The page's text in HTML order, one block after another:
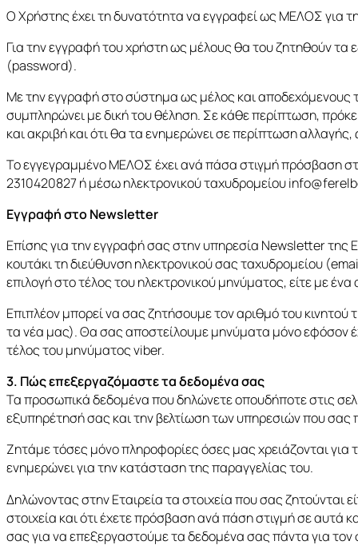
Ο Χρήστης έχει τη δυνατότητα να εγγραφεί ως ΜΕΛΟΣ για
Για την εγγραφή του χρήστη ως μέλους θα του ζητηθούν
(password).
Με την εγγραφή στο σύστημα ως μέλος και αποδεχόμενους
συμπληρώνει με δική του θέληση. Σε κάθε περίπτωση,
και ακριβή και ότι θα τα ενημερώνει σε περίπτωση
Το εγγεγραμμένο ΜΕΛΟΣ έχει ανά πάσα στιγμή πρόσβαση
2310420827 ή μέσω ηλεκτρονικού ταχυδρομείου
Εγγραφή στο Newsletter
Επίσης για την εγγραφή σας στην υπηρεσία Newsletter
κουτάκι τη διεύθυνση ηλεκτρονικού σας ταχυδρομείου
επιλογή στο τέλος του ηλεκτρονικού μηνύματος, είτε με
Επιπλέον μπορεί να σας ζητήσουμε τον αριθμό του
τα νέα μας). Θα σας αποστείλουμε μηνύματα μόνο εφόσον
τέλος του μηνύματος viber.
3. Πώς επεξεργαζόμαστε τα δεδομένα σας
Τα προσωπικά δεδομένα που δηλώνετε οπουδήποτε στις
εξυπηρέτησή σας και την βελτίωση των υπηρεσιών που σας
Ζητάμε τόσες μόνο πληροφορίες όσες μας χρειάζονται για
ενημερώνει για την κατάσταση της παραγγελίας του.
Δηλώνοντας στην Εταιρεία τα στοιχεία που σας
στοιχεία και ότι έχετε πρόσβαση ανά πάση στιγμή σε
σας για να επεξεργαστούμε τα δεδομένα σας πάντα για